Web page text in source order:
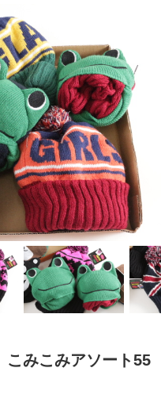
みこみアソート55